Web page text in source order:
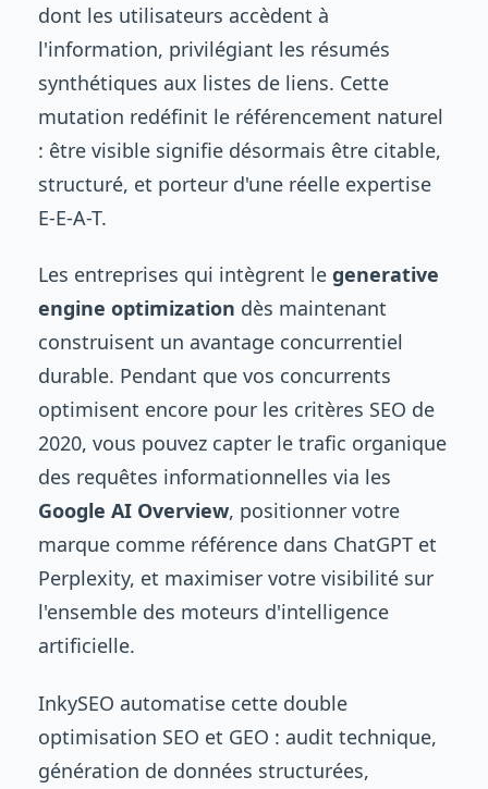
dont les utilisateurs accèdent à
l'information, privilégiant les résumés
synthétiques aux listes de liens. Cette
mutation redéfinit le référencement naturel
: être visible signifie désormais être citable,
structuré, et porteur d'une réelle expertise
E-E-A-T.
Les entreprises qui intègrent le generative
engine optimization dès maintenant
construisent un avantage concurrentiel
durable. Pendant que vos concurrents
optimisent encore pour les critères SEO de
2020, vous pouvez capter le trafic organique
des requêtes informationnelles via les
Google AI Overview, positionner votre
marque comme référence dans ChatGPT et
Perplexity, et maximiser votre visibilité sur
l'ensemble des moteurs d'intelligence
artificielle.
InkySEO automatise cette double
optimisation SEO et GEO : audit technique,
génération de données structurées,